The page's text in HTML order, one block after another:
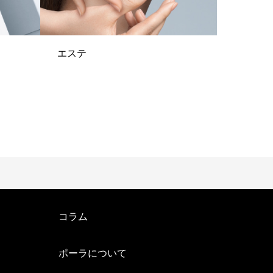
エステ
コラム
ポーラについて